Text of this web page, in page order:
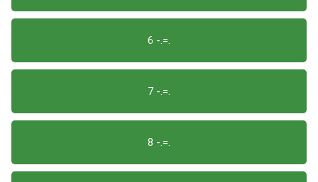
6 -.=.
7 -.=.
8 -.=.